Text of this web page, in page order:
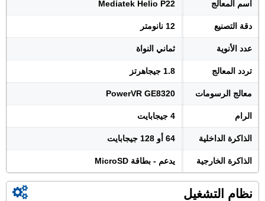
اسم المعالج Mediatek Helio P22
دقة التصنيع 12 نانومتر
عدد الأنوية ثماني النواة
تردد المعالج 1.8 جيجاهرتز
معالج الرسومات PowerVR GE8320
الرام 4 جيجابايت
الذاكرة الداخلية 64 أو 128 جيجابايت
الذاكرة الخارجية يدعم - بطاقة MicroSD
نظام التشغيل